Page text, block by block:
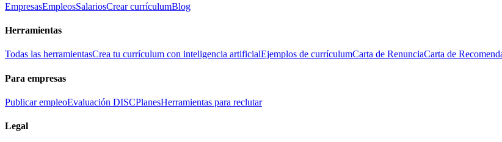
EmpresasEmpleosSalariosCrear currículumBlog
Herramientas
Todas las herramientasCrea tu currículum con inteligencia artificialEjemplos de currículumCarta de RenunciaCarta de
Para empresas
Publicar empleoEvaluación DISCPlanesHerramientas para reclutar
Legal